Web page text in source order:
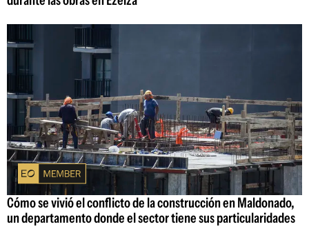
Cómo se vivió el conflicto de la construcción en Maldonado,
un departamento donde el sector tiene sus particularidades